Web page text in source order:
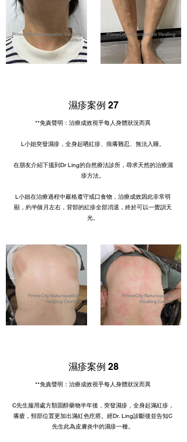
PrimeCity Naturopathic Healing
Center
PrimeCity Naturopathic Healing
Center
濕疹案例 27
**免責聲明：治療成效視乎每人身體狀況而異
L小姐突發濕疹，全身起哂紅疹、痕癢難忍、無法入睡。
在朋友介紹下搵到Dr Ling的自然療法診所，尋求天然的治療濕
疹方法。
L小姐在治療過程中嚴格遵守戒口食物，治療成效因此非常明
顯，約半個月左右，背部的紅疹全部消退，終於可以一覺訓天
光。
PrimeCity Naturopathic
Healing Center
PrimeCity Naturopathic
Healing Center
濕疹案例 28
**免責聲明：治療成效視乎每人身體狀況而異
C先生服用處方類固醇藥物半年後，突發濕疹，全身起滿紅疹，
癢瘡，頸部位置更加出滿紅色疙瘩。經Dr. Ling診斷後並告知C
先生此為皮膚炎中的濕疹一種。